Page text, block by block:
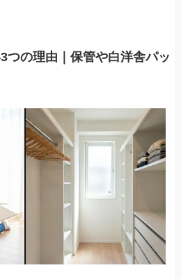
つの理由｜保管や白洋舎パッ